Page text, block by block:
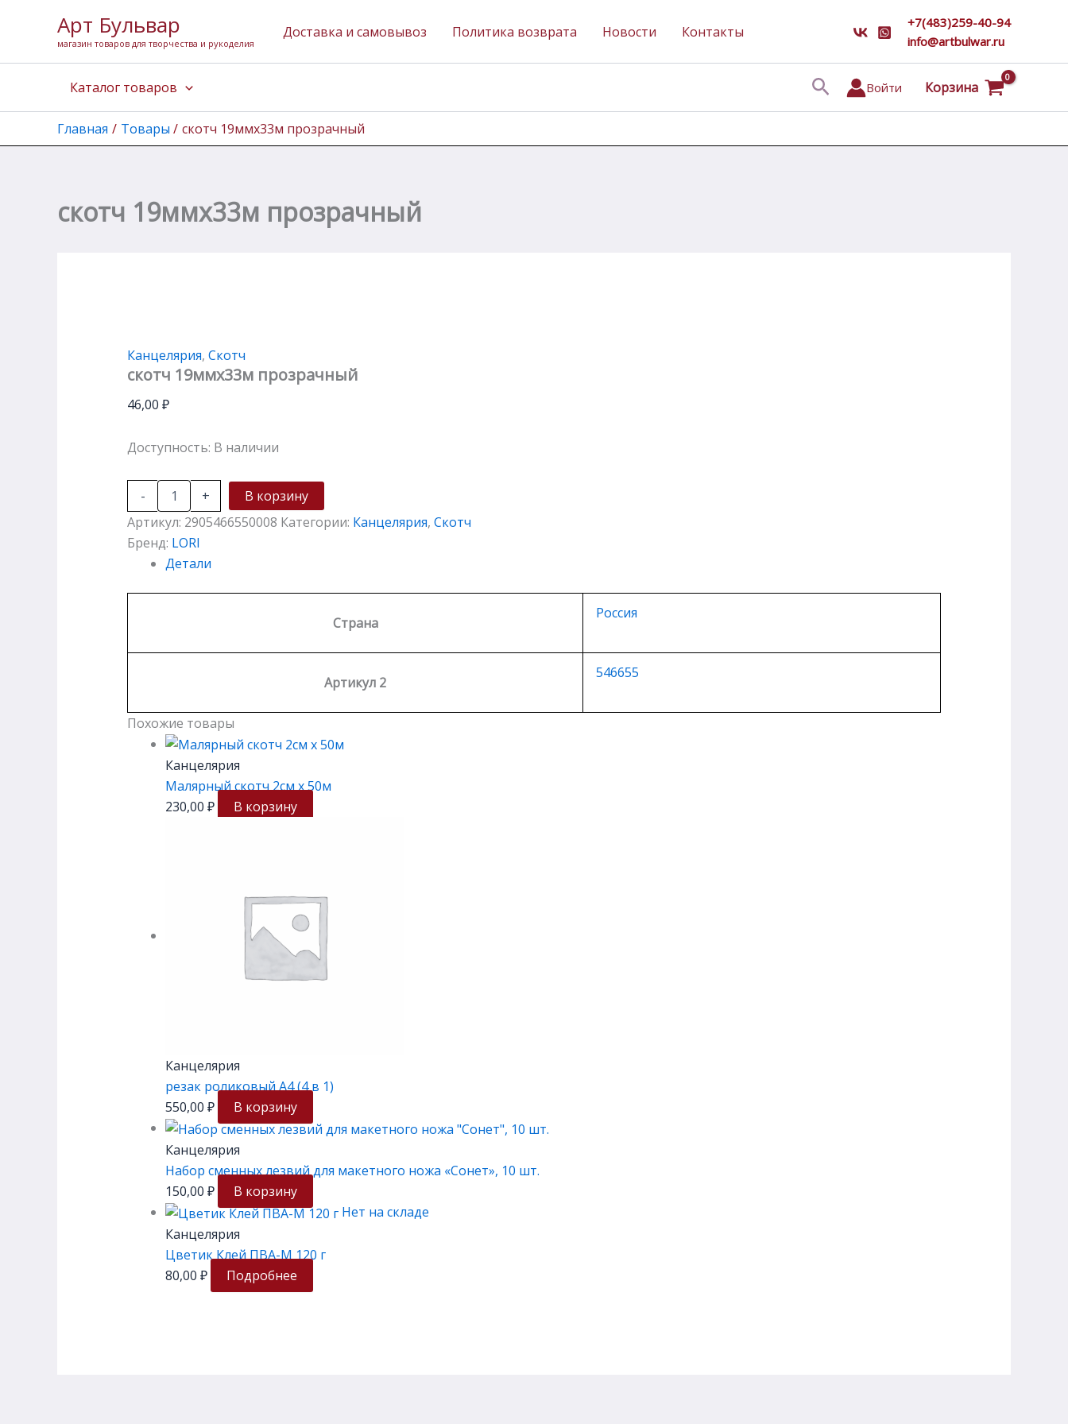
содержимому
Арт Бульвар
магазин товаров для творчества и рукоделия
Доставка и самовывоз Политика возврата Новости Контакты
+7(483)259-40-94
info@artbulwar.ru
Каталог товаров ПоискВойти Корзина
Главная Товары скотч 19ммх33м прозрачный
скотч 19ммх33м прозрачный
Канцелярия, Скотч
скотч 19ммх33м прозрачный
46,00 ₽
Доступность: В наличии
-
товара
скотч
19ммх33м
+
В корзину
Артикул: 2905466550008 Категории: Канцелярия, Скотч
Бренд: LORI
Детали
Страна
Россия
Артикул 2
546655
Похожие товары
Канцелярия
Малярный скотч 2см х 50м
230,00 ₽ В корзину
Канцелярия
резак роликовый А4 (4 в 1)
550,00 ₽ В корзину
Канцелярия
Набор сменных лезвий для макетного ножа «Сонет», 10 шт.
150,00 ₽
В корзину
Нет на складе
Канцелярия
Цветик Клей ПВА-М 120 г
80,00 ₽ Подробнее